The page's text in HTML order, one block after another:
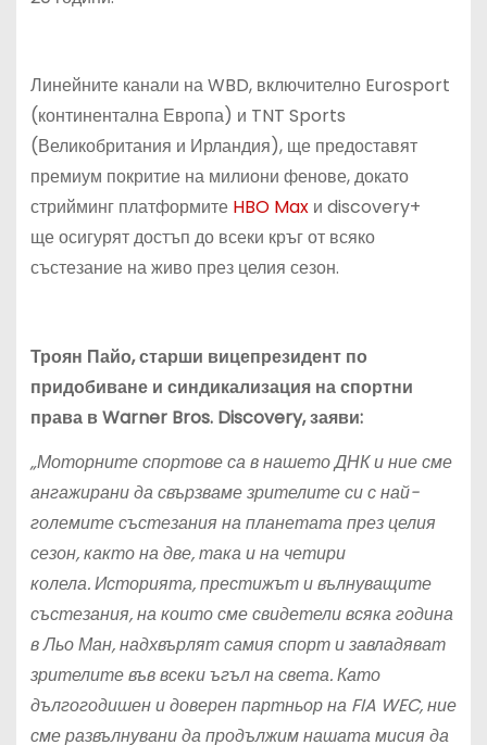
Линейните канали на WBD, включително Eurosport
(континентална Европа) и TNT Sports
(Великобритания и Ирландия), ще предоставят
премиум покритие на милиони фенове, докато
стрийминг платформите HBO Maxи discovery+
ще осигурят достъп до всеки кръг от всяко
състезание на живо през целия сезон.
Троян Пайо, старши вицепрезидент по
придобиване и синдикализация на спортни
права в Warner Bros. Discovery, заяви:
„Моторнитеспортовесав нашето ДНК и ние сме
ангажирани да свързвамезрителите сис най-
големите състезания на планетата през целия
сезон, както на две, така и на четири
колела. Историята, престижът и вълнуващите
състезания, на които сме свидетели всяка година
в Льо Ман, надхвърлят самия спорт и завладяват
зрителите във всеки ъгъл на света. Като
дългогодишен и доверен партньор на FIA WEC, ние
сме развълнувани да продължим нашата мисия да